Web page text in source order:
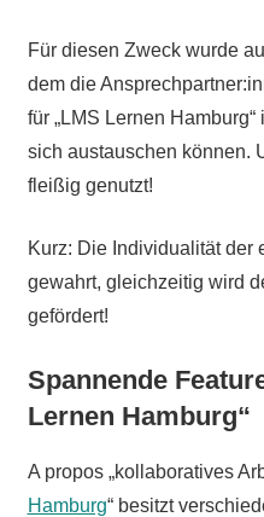
Für diesen Zweck wurde
dem die
für „LMS Lernen
sich austauschen können.
fleißig genutzt!
Kurz: Die Individualität der
gewahrt, gleichzeitig wird
gefördert!
Spannende
Lernen Hamburg“
A propos „kollaboratives
Hamburg“ besitzt